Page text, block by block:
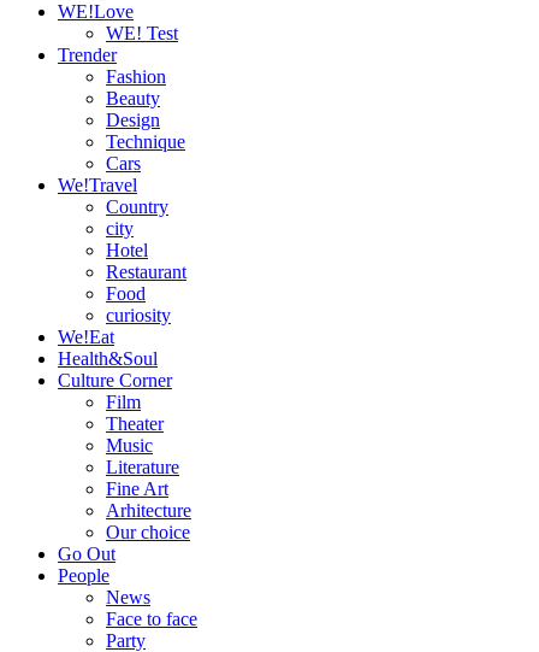
WE!Love
WE! Test
Trender
Fashion
Beauty
Design
Technique
Cars
We!Travel
Country
city
Hotel
Restaurant
Food
curiosity
We!Eat
Health&Soul
Culture Corner
Film
Theater
Music
Literature
Fine Art
Arhitecture
Our choice
Go Out
People
News
Face to face
Party